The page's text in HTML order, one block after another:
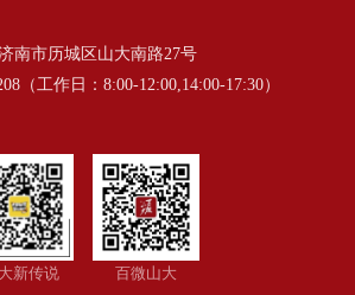
南市历城区山大南路27号
（工作日 ：8:00-12:00,14:00-17:30）
新传说 百微山大